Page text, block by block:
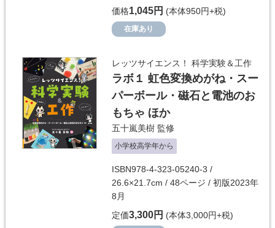
価格1,045円 (本体950円+税)
在庫あり
レッツサイエンス！ 科学実験＆工作
ラボ１ 虹色変換めがね・スー
パーボール・磁石と電池のお
もちゃ ほか
五十嵐美樹 監修
小学校高学年から
ISBN978-4-323-05240-3 /
26.6×21.7cm / 48ページ / 初版2023年
8月
定価3,300円 (本体3,000円+税)